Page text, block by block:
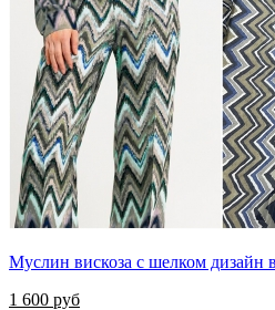
Муслин вискоза с шелком дизайн
1 600 руб